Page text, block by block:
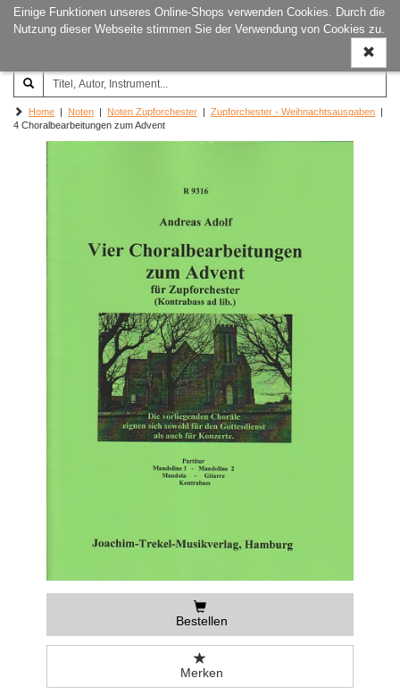
Einige Funktionen unseres Online-Shops verwenden Cookies. Durch die
Nutzung dieser Webseite stimmen Sie der Verwendung von Cookies zu.
ein-/
Joachim‐Trekel‐Musikverlag,
Hamburg
Home | Noten | Noten Zupforchester | Zupforchester - Weihnachtsausgaben |
4 Choralbearbeitungen zum Advent
Bestellen
Merken